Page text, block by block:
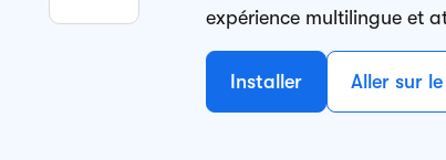
expérience multilingue et
Installer Aller sur